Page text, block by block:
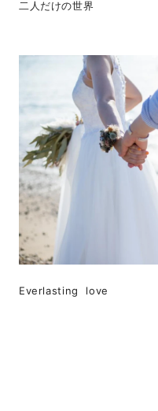
二人だけの世界
Everlasting love